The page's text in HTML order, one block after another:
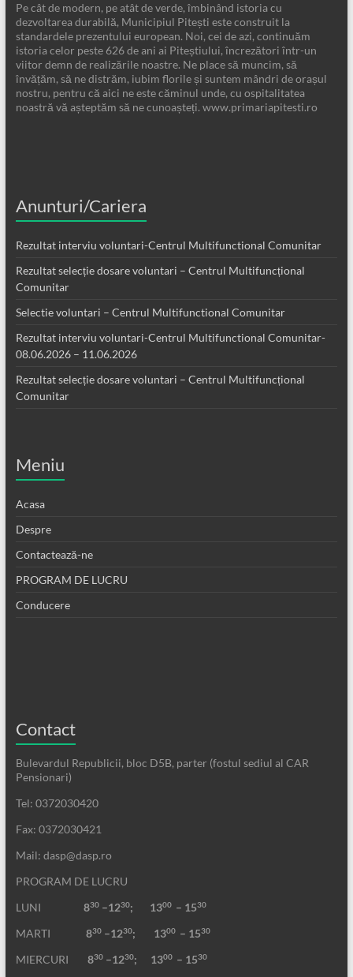
Pe cât de modern, pe atât de verde, îmbinând istoria cu
dezvoltarea durabilă, Municipiul Pitești este construit la
standardele prezentului european. Noi, cei de azi, continuăm
istoria celor peste 626 de ani ai Piteștiului, încrezători într-un
viitor demn de realizările noastre. Ne place să muncim, să
învățăm, să ne distrăm, iubim florile și suntem mândri de orașul
nostru, pentru că aici ne este căminul unde, cu ospitalitatea
noastră vă așteptăm să ne cunoașteți. www.primariapitesti.ro
Anunturi/Cariera
Rezultat interviu voluntari-Centrul Multifunctional Comunitar
Rezultat selecție dosare voluntari – Centrul Multifuncțional
Comunitar
Selectie voluntari – Centrul Multifunctional Comunitar
Rezultat interviu voluntari-Centrul Multifunctional Comunitar-
08.06.2026 – 11.06.2026
Rezultat selecție dosare voluntari – Centrul Multifuncțional
Comunitar
Meniu
Acasa
Despre
Contactează-ne
PROGRAM DE LUCRU
Conducere
Contact
Bulevardul Republicii, bloc D5B, parter (fostul sediul al CAR
Pensionari)
Tel: 0372030420
Fax: 0372030421
Mail: dasp@dasp.ro
PROGRAM DE LUCRU
LUNI
830–1230; 1300 – 1530
MARTI 830–1230; 1300 – 1530
MIERCURI 830–1230; 1300 – 1530